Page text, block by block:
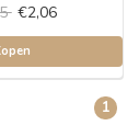
€2,06
1